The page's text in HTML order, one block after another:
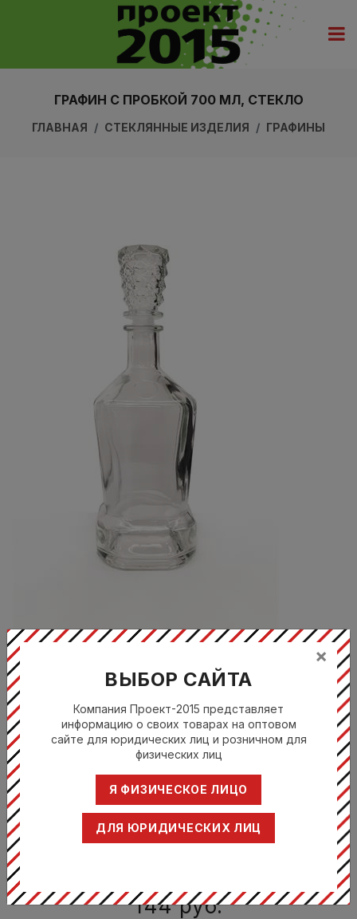
ГРАФИН С ПРОБКОЙ 700 МЛ, СТЕКЛО
ГЛАВНАЯ СТЕКЛЯННЫЕ ИЗДЕЛИЯ ГРАФИНЫ
П-35-700
ГРАФИН С ПРОБКОЙ 700 МЛ, СТЕКЛО
144руб.
×
ВЫБОР САЙТА
Компания Проект-2015 представляет
информацию о своих товарах на оптовом
сайте для юридических лиц и розничном для
физических лиц
Я ФИЗИЧЕСКОЕ ЛИЦО
ДЛЯ ЮРИДИЧЕСКИХ ЛИЦ